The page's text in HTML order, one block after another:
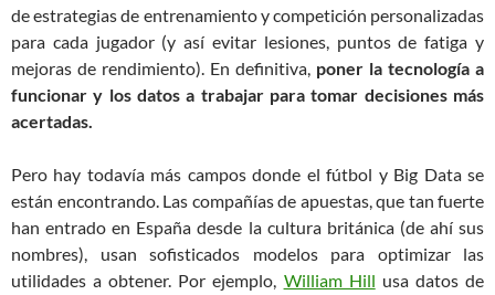
de estrategias de entrenamiento y competición personalizadas
para cada jugador (y así evitar lesiones, puntos de fatiga y
mejoras de rendimiento). En definitiva, poner la tecnología a
funcionar y los datos a trabajar para tomar decisiones más
acertadas.
Pero hay todavía más campos donde el fútbol y Big Data se
están encontrando. Las compañías de apuestas, que tan fuerte
han entrado en España desde la cultura británica (de ahí sus
nombres), usan sofisticados modelos para optimizar las
utilidades a obtener. Por ejemplo, William Hill usa datos de